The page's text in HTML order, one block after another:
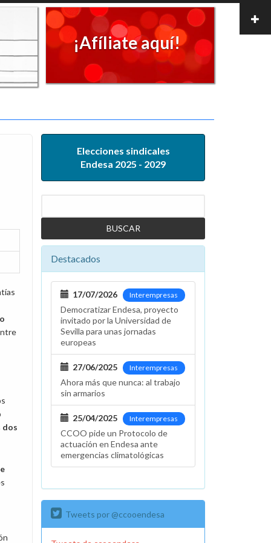
¡Afíliate aquí!
dos
Elecciones sindicales
Endesa 2025 - 2029
Destacados
Interempresas
17/07/2026
Democratizar Endesa, proyecto
invitado por la Universidad de
Sevilla para unas jornadas
europeas
Interempresas
27/06/2025
Ahora más que nunca: al trabajo
sin armarios
Interempresas
25/04/2025
CCOO pide un Protocolo de
actuación en Endesa ante
emergencias climatológicas
Tweets por @ccooendesa